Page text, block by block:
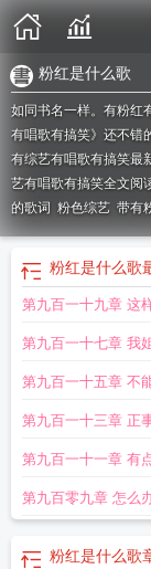
粉红是什么歌
如同书名一样。有粉红
有唱歌有搞笑》还不错
有综艺有唱歌有搞笑最
艺有唱歌有搞笑全文阅
的歌词 粉色综艺 带有
粉红色有粉红有综艺
红的音乐
歌词中有粉
歌词
曲粉红组合有粉红有
曲歌词有粉红色是什
歌词歌词里有粉红色
里有粉色的歌曲粉红
唱歌有搞笑免费阅读
粉红是什么歌
第九百一十九章 这
第九百一十七章 我
第九百一十五章 不
第九百一十三章 正
第九百一十一章 有
第九百零九章 怎么
粉红是什么歌